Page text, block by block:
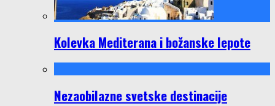
Kolevka Mediterana i božanske lepote
Nezaobilazne svetske destinacije